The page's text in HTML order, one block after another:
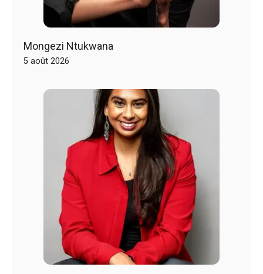
Mongezi Ntukwana
5 août 2026